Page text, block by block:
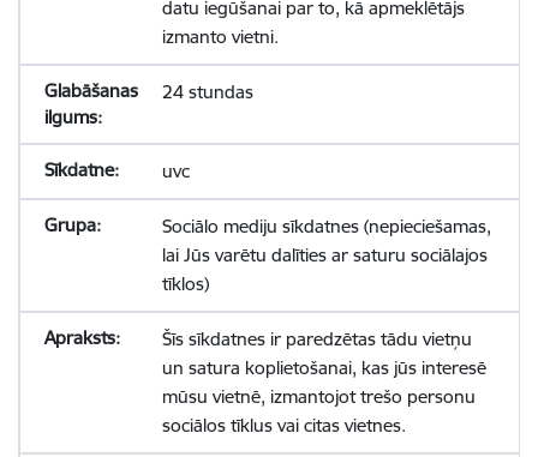
datu iegūšanai par to, kā apmeklētājs
izmanto vietni.
24 stundas
uvc
Sociālo mediju sīkdatnes (nepieciešamas,
lai Jūs varētu dalīties ar saturu sociālajos
tīklos)
Šīs sīkdatnes ir paredzētas tādu vietņu
un satura koplietošanai, kas jūs interesē
mūsu vietnē, izmantojot trešo personu
sociālos tīklus vai citas vietnes.